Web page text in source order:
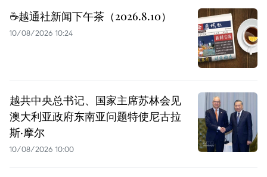
☕️越通社新闻下午茶（2026.8.10）
10/08/2026 10:24
越共中央总书记、国家主席苏林会见
澳大利亚政府东南亚问题特使尼古拉
斯·摩尔
10/08/2026 10:00